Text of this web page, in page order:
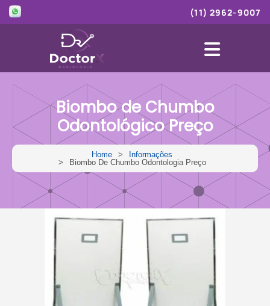
(11) 2962-9007
Empresa
Produtos
Loja
Blog
Informações
Contato
Biombo de Chumbo
Odontológico Preço
Home
Informações
Biombo De Chumbo Odontologia Preço